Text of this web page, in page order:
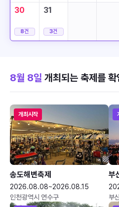
30
8건
31
3건
8월 8일 개최되는 축제를 확
개최시작
송도해변축제
2026.08.08~2026.08.15
인천광역시 연수구
부
부